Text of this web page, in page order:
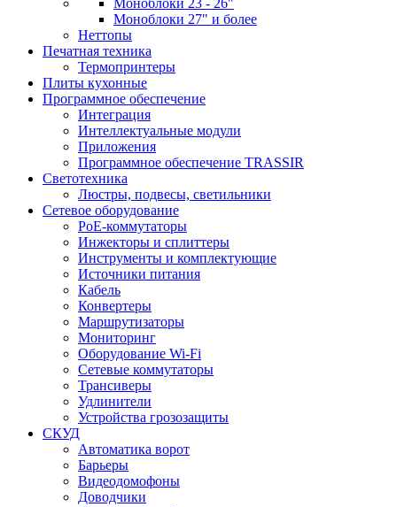
Моноблоки 23 - 26"
Моноблоки 27" и более
Неттопы
Печатная техника
Термопринтеры
Плиты кухонные
Программное обеспечение
Интеграция
Интеллектуальные модули
Приложения
Программное обеспечение TRASSIR
Светотехника
Люстры, подвесы, светильники
Сетевое оборудование
PoE-коммутаторы
Инжекторы и сплиттеры
Инструменты и комплектующие
Источники питания
Кабель
Конвертеры
Маршрутизаторы
Мониторинг
Оборудование Wi-Fi
Сетевые коммутаторы
Трансиверы
Удлинители
Устройства грозозащиты
СКУД
Автоматика ворот
Барьеры
Видеодомофоны
Доводчики